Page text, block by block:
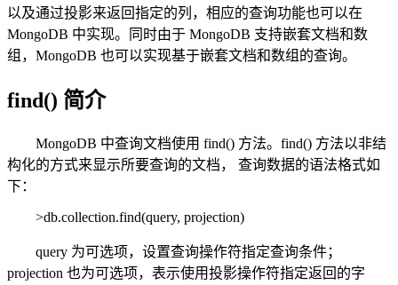
以及通过投影来返回指定的列，相应的查询功能也可以在
MongoDB 中实现。同时由于 MongoDB 支持嵌套文档和数
组，MongoDB 也可以实现基于嵌套文档和数组的查询。
find() 简介
MongoDB 中查询文档使用 find() 方法。find() 方法以非结
构化的方式来显示所要查询的文档， 查询数据的语法格式如
下：
>db.collection.find(query, projection)
query 为可选项，设置查询操作符指定查询条件；
projection 也为可选项，表示使用投影操作符指定返回的字